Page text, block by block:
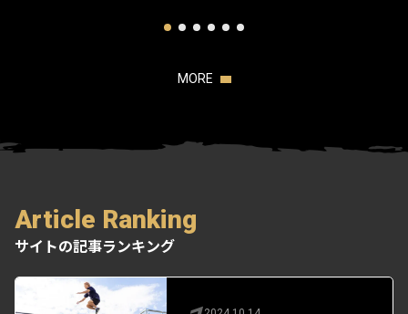
MORE
Article Ranking
サイトの記事ランキング